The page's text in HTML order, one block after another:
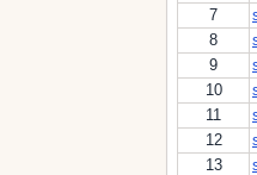
7
8
9
10
11
12
13